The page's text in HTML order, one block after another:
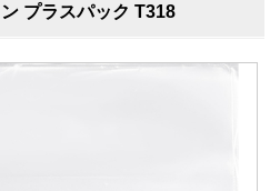
プラスパック T318